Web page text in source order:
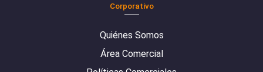
Corporativo
Quiénes Somos
Área Comercial